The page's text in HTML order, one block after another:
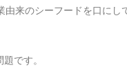
来のシーフードを口にし
です。